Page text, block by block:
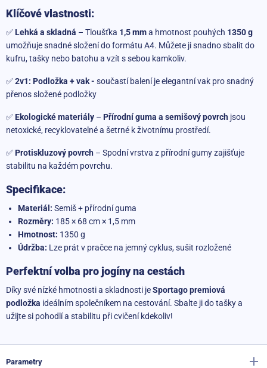
Klíčové vlastnosti:
✅Lehká a skladná – Tloušťka 1,5 mma hmotnost pouhých 1350 g
umožňuje snadné složení do formátu A4. Můžete ji snadno sbalit do
kufru, tašky nebo batohu a vzít s sebou kamkoliv.
✅2v1: Podložka + vak - součastí balení je elegantní vak pro snadný
přenos složené podložky
✅Ekologické materiály – Přírodní guma a semišový povrch jsou
netoxické, recyklovatelné a šetrné k životnímu prostředí.
✅Protiskluzový povrch – Spodní vrstva z přírodní gumy zajišťuje
stabilitu na každém povrchu.
Specifikace:
Materiál: Semiš + přírodní guma
Rozměry: 185 × 68 cm × 1,5 mm
Hmotnost: 1350 g
Údržba: Lze prát v pračce na jemný cyklus, sušit rozložené
Perfektní volba pro jogíny na cestách
Díky své nízké hmotnosti a skladnosti jeSportago premiová
podložka ideálním společníkem na cestování. Sbalte ji do tašky a
užijte si pohodlí a stabilitu při cvičení kdekoliv!
Parametry